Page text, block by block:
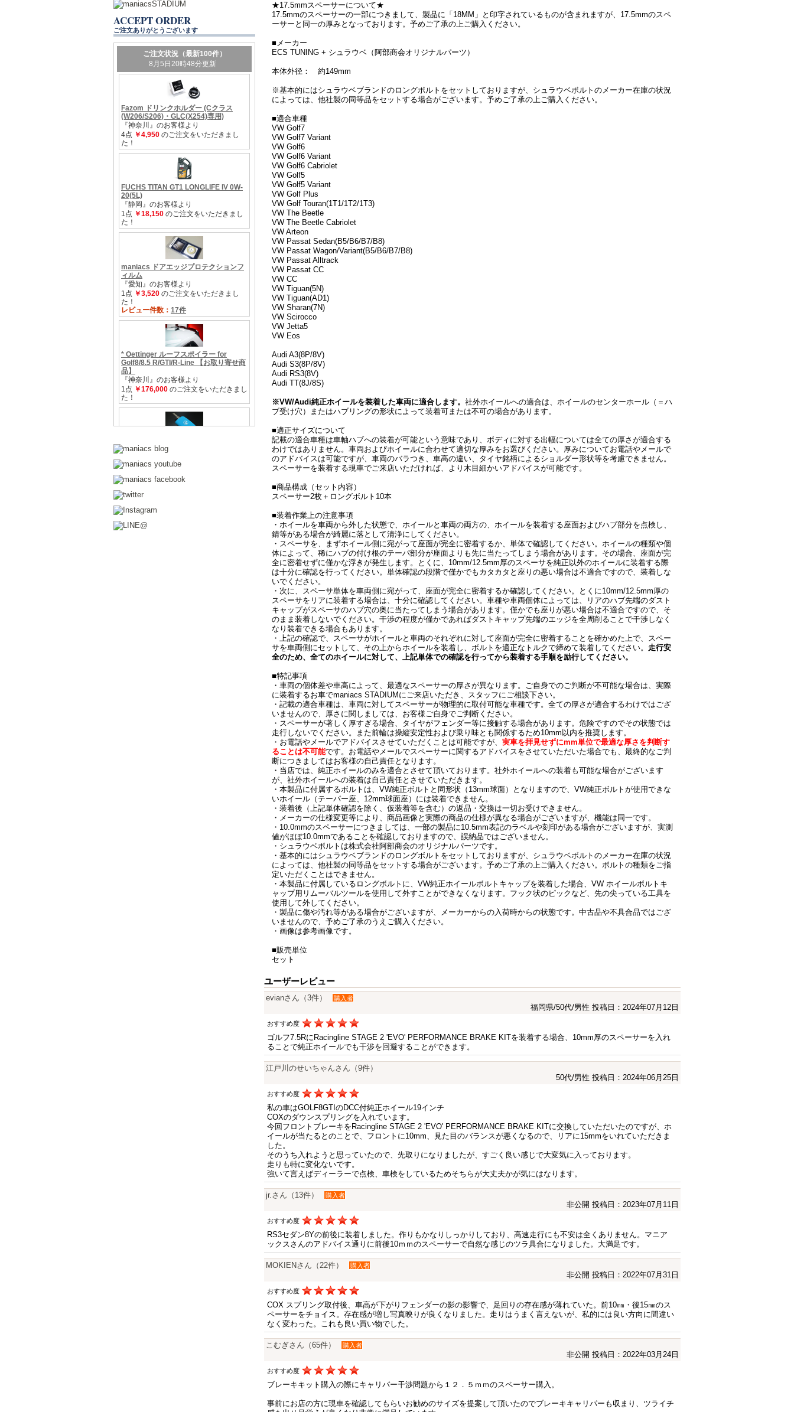
ACCEPT ORDER
ご注文ありがとうございます
★17.5mmスペーサーについて★
17.5mmのスペーサーの一部につきまして、製品に「18MM」と印字されているものが含まれますが、17.5mmのスペ
ーサーと同一の厚みとなっております。予めご了承の上ご購入ください。
■メーカー
ECS TUNING + シュラウベ（阿部商会オリジナルパーツ）
本体外径： 約149mm
※基本的にはシュラウベブランドのロングボルトをセットしておりますが、シュラウベボルトのメーカー在庫の状況
によっては、他社製の同等品をセットする場合がございます。予めご了承の上ご購入ください。
■適合車種
VW Golf7
VW Golf7 Variant
VW Golf6
VW Golf6 Variant
VW Golf6 Cabriolet
VW Golf5
VW Golf5 Variant
VW Golf Plus
VW Golf Touran(1T1/1T2/1T3)
VW The Beetle
VW The Beetle Cabriolet
VW Arteon
VW Passat Sedan(B5/B6/B7/B8)
VW Passat Wagon/Variant(B5/B6/B7/B8)
VW Passat Alltrack
VW Passat CC
VW CC
VW Tiguan(5N)
VW Tiguan(AD1)
VW Sharan(7N)
VW Scirocco
VW Jetta5
VW Eos
Audi A3(8P/8V)
Audi S3(8P/8V)
Audi RS3(8V)
Audi TT(8J/8S)
※VW/Audi純正ホイールを装着した車両に適合します。 社外ホイールへの適合は、ホイールのセンターホール（＝ハ
ブ受け穴）またはハブリングの形状によって装着可または不可の場合があります。
■適正サイズについて
記載の適合車種は車軸ハブへの装着が可能という意味であり、ボディに対する出幅については全ての厚さが適合する
わけではありません。車両およびホイールに合わせて適切な厚みをお選びください。厚みについてお電話やメールで
のアドバイスは可能ですが、車両のバラつき、車高の違い、タイヤ銘柄によるショルダー形状等を考慮できません。
スペーサーを装着する現車でご来店いただければ、より木目細かいアドバイスが可能です。
■商品構成（セット内容）
スペーサー2枚＋ロングボルト10本
■装着作業上の注意事項
・ホイールを車両から外した状態で、ホイールと車両の両方の、ホイールを装着する座面およびハブ部分を点検し、
錆等がある場合が綺麗に落として清浄にしてください。
・スペーサを、まずホイール側に宛がって座面が完全に密着するか、単体で確認してください。ホイールの種類や個
体によって、稀にハブの付け根のテーパ部分が座面よりも先に当たってしまう場合があります。その場合、座面が完
全に密着せずに僅かな浮きが発生します。とくに、10mm/12.5mm厚のスペーサを純正以外のホイールに装着する際
は十分に確認を行ってください。単体確認の段階で僅かでもカタカタと座りの悪い場合は不適合ですので、装着しな
いでください。
・次に、スペーサ単体を車両側に宛がって、座面が完全に密着するか確認してください。とくに10mm/12.5mm厚の
スペーサをリアに装着する場合は、十分に確認してください。車種や車両個体によっては、リアのハブ先端のダスト
キャップがスペーサのハブ穴の奥に当たってしまう場合があります。僅かでも座りが悪い場合は不適合ですので、そ
のまま装着しないでください。干渉の程度が僅かであればダストキャップ先端のエッジを全周削ることで干渉しなく
なり装着できる場合もあります。
・上記の確認で、スペーサがホイールと車両のそれぞれに対して座面が完全に密着することを確かめた上で、スペー
サを車両側にセットして、その上からホイールを装着し、ボルトを適正なトルクで締めて装着してください。 走行安
全のため、全てのホイールに対して、上記単体での確認を行ってから装着する手順を励行してください。
■特記事項
・車両の個体差や車高によって、最適なスペーサーの厚さが異なります。ご自身でのご判断が不可能な場合は、実際
に装着するお車でmaniacs STADIUMにご来店いただき、スタッフにご相談下さい。
・記載の適合車種は、車両に対してスペーサーが物理的に取付可能な車種です。全ての厚さが適合するわけではござ
いませんので、厚さに関しましては、お客様ご自身でご判断ください。
・スペーサーが著しく厚すぎる場合、タイヤがフェンダー等に接触する場合があります。危険ですのでその状態では
走行しないでください。また前輪は操縦安定性および乗り味とも関係するため10mm以内を推奨します。
・お電話やメールでアドバイスさせていただくことは可能ですが、 実車を拝見せずにmm単位で最適な厚さを判断す
ることは不可能です。お電話やメールでスペーサーに関するアドバイスをさせていただいた場合でも、最終的なご判
断につきましてはお客様の自己責任となります。
・当店では、純正ホイールのみを適合とさせて頂いております。社外ホイールへの装着も可能な場合がございます
が、社外ホイールへの装着は自己責任とさせていただきます。
・本製品に付属するボルトは、VW純正ボルトと同形状（13mm球面）となりますので、VW純正ボルトが使用できな
いホイール（テーパー座、12mm球面座）には装着できません。
・装着後（上記単体確認を除く、仮装着等を含む）の返品・交換は一切お受けできません。
・メーカーの仕様変更等により、商品画像と実際の商品の仕様が異なる場合がございますが、機能は同一です。
・10.0mmのスペーサーにつきましては、一部の製品に10.5mm表記のラベルや刻印がある場合がございますが、実測
値がほぼ10.0mmであることを確認しておりますので、誤納品ではございません。
・シュラウベボルトは株式会社阿部商会のオリジナルパーツです。
・基本的にはシュラウベブランドのロングボルトをセットしておりますが、シュラウベボルトのメーカー在庫の状況
によっては、他社製の同等品をセットする場合がございます。予めご了承の上ご購入ください。ボルトの種類をご指
定いただくことはできません。
・本製品に付属しているロングボルトに、VW純正ホイールボルトキャップを装着した場合、VW ホイールボルトキ
ャップ用リムーバルツールを使用して外すことができなくなります。フック状のピックなど、先の尖っている工具を
使用して外してください。
・製品に傷や汚れ等がある場合がございますが、メーカーからの入荷時からの状態です。中古品や不具合品ではござ
いませんので、予めご了承のうえご購入ください。
・画像は参考画像です。
■販売単位
セット
ユーザーレビュー
evianさん（3件） 購入者
福岡県/50代/男性 投稿日：2024年07月12日
おすすめ度
ゴルフ7.5RにRacingline STAGE 2 'EVO' PERFORMANCE BRAKE KITを装着する場合、10mm厚のスペーサーを入れ
ることで純正ホイールでも干渉を回避することができます。
江戸川のせいちゃんさん（9件）
50代/男性 投稿日：2024年06月25日
おすすめ度
私の車はGOLF8GTIのDCC付純正ホイール19インチ
COXのダウンスプリングを入れています。
今回フロントブレーキをRacingline STAGE 2 'EVO' PERFORMANCE BRAKE KITに交換していただいたのですが、ホ
イールが当たるとのことで、フロントに10mm、見た目のバランスが悪くなるので、リアに15mmをいれていただきま
した。
そのうち入れようと思っていたので、先取りになりましたが、すごく良い感じで大変気に入っております。
走りも特に変化ないです。
強いて言えばディーラーで点検、車検をしているためそちらが大丈夫かが気にはなります。
jr.さん（13件） 購入者
非公開 投稿日：2023年07月11日
おすすめ度
RS3セダン8Yの前後に装着しました。作りもかなりしっかりしており、高速走行にも不安は全くありません。マニア
ックスさんのアドバイス通りに前後10ｍｍのスペーサーで自然な感じのツラ具合になりました。大満足です。
MOKIENさん（22件） 購入者
非公開 投稿日：2022年07月31日
おすすめ度
COX スプリング取付後、車高が下がりフェンダーの影の影響で、足回りの存在感が薄れていた。前10㎜・後15㎜のス
ペーサーをチョイス。存在感が増し写真映りが良くなりました。走りはうまく言えないが、私的には良い方向に間違い
なく変わった。これも良い買い物でした。
こむぎさん（65件） 購入者
非公開 投稿日：2022年03月24日
おすすめ度
ブレーキキット購入の際にキャリパー干渉問題から１２．５ｍｍのスペーサー購入。
事前にお店の方に現車を確認してもらいお勧めのサイズを提案して頂いたのでブレーキキャリパーも収まり、ツライチ